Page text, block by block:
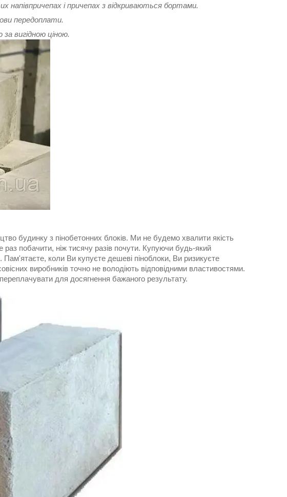
напівпричепах і причепах з відкриваються бортами.
передоплати.
вигідною ціною.
будинку з пінобетонних блоків. Ми не будемо хвалити якість
побачити, ніж тисячу разів почути. Купуючи будь-який
Пам'ятаєте, коли Ви купуєте дешеві піноблоки, Ви ризикуєте
виробників точно не володіють відповідними властивостями.
для досягнення бажаного результату.